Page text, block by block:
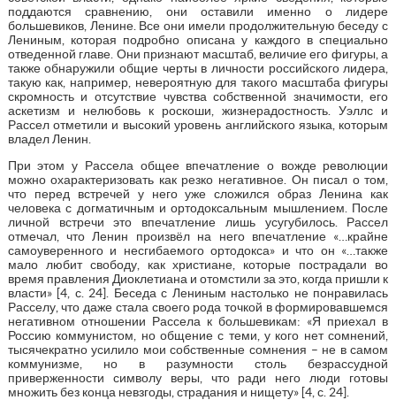
поддаются сравнению, они оставили именно о лидере
большевиков, Ленине. Все они имели продолжительную беседу с
Лениным, которая подробно описана у каждого в специально
отведенной главе. Они признают масштаб, величие его фигуры, а
также обнаружили общие черты в личности российского лидера,
такую как, например, невероятную для такого масштаба фигуры
скромность и отсутствие чувства собственной значимости, его
аскетизм и нелюбовь к роскоши, жизнерадостность. Уэллс и
Рассел отметили и высокий уровень английского языка, которым
владел Ленин.
При этом у Рассела общее впечатление о вожде революции
можно охарактеризовать как резко негативное. Он писал о том,
что перед встречей у него уже сложился образ Ленина как
человека с догматичным и ортодоксальным мышлением. После
личной встречи это впечатление лишь усугубилось. Рассел
отмечал, что Ленин произвёл на него впечатление «…крайне
самоуверенного и несгибаемого ортодокса» и что он «…также
мало любит свободу, как христиане, которые пострадали во
время правления Диоклетиана и отомстили за это, когда пришли к
власти» [4, с. 24]. Беседа с Лениным настолько не понравилась
Расселу, что даже стала своего рода точкой в формировавшемся
негативном отношении Рассела к большевикам: «Я приехал в
Россию коммунистом, но общение с теми, у кого нет сомнений,
тысячекратно усилило мои собственные сомнения – не в самом
коммунизме, но в разумности столь безрассудной
приверженности символу веры, что ради него люди готовы
множить без конца невзгоды, страдания и нищету» [4, с. 24].